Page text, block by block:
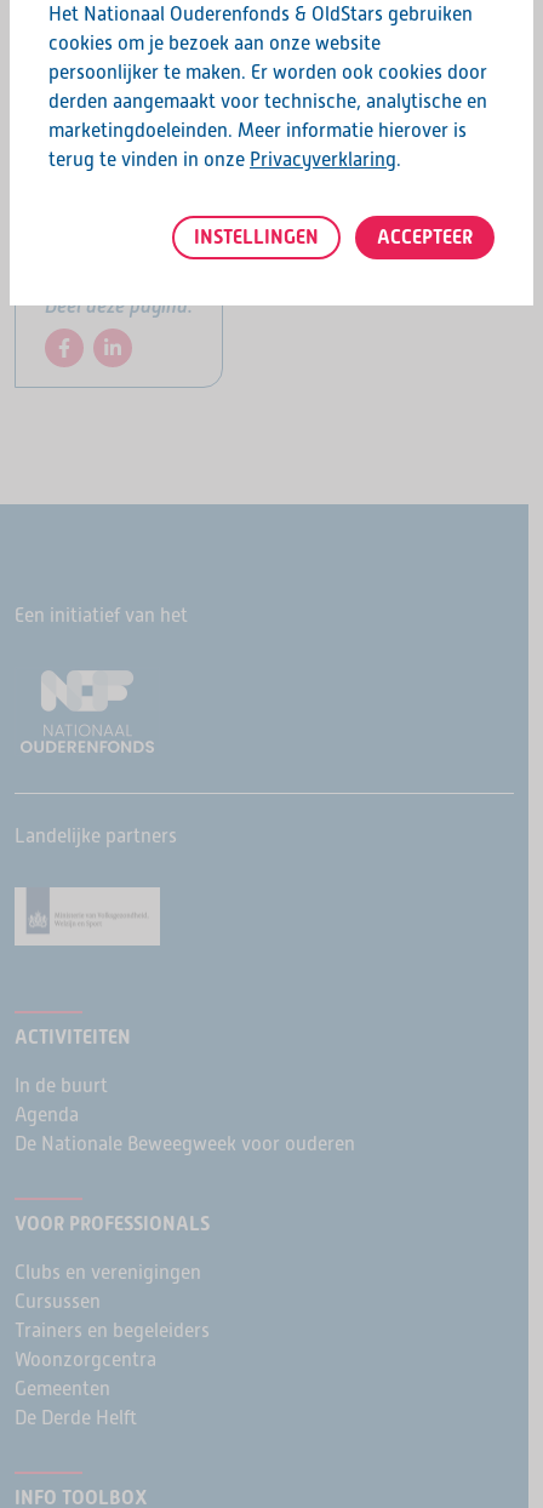
Graag horen we of je aanwezig bent op deze dag.
aanmeldingen of vragen
kan je contact opnemen met
Saskia van Groen en Marjorie Veneman en stuur een mail
naar oldstars@ahvachilles.nl
Hopelijk tot dan!
Deel deze pagina:
Het Nationaal Ouderenfonds & OldStars gebruiken
cookies om je bezoek aan onze website
persoonlijker te maken. Er worden ook cookies door
derden aangemaakt voor technische, analytische en
marketingdoeleinden. Meer informatie hierover is
terug te vinden in onze Privacyverklaring.
INSTELLINGEN ACCEPTEER
Een initiatief van het
Landelijke partners
ACTIVITEITEN
In de buurt
Agenda
De Nationale Beweegweek voor ouderen
VOOR PROFESSIONALS
Clubs en verenigingen
Cursussen
Trainers en begeleiders
Woonzorgcentra
Gemeenten
De Derde Helft
INFO TOOLBOX